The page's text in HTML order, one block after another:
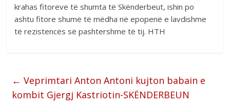
krahas fitoreve të shumta të Skënderbeut, ishin po
ashtu fitore shumë të mëdha në epopenë e lavdishme
të rezistencës së pashtershme të tij. HTH
← Veprimtari Anton Antoni kujton babain e
kombit Gjergj Kastriotin-SKËNDERBEUN